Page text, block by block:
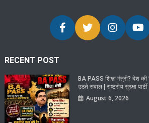
RECENT POST
BA PASS शिक्षा मंत्री? देश की
उठते सवाल | राष्ट्रीय सुरक्षा पार्टी
August 6, 2026